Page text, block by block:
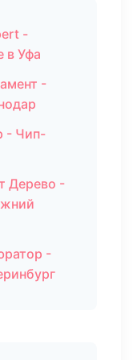
-
в Уфа
-
- Чип-
Дерево -
-